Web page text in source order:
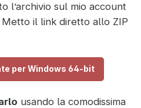
l’archivio sul mio account
il link diretto allo ZIP
per Windows 64-bit
usando la comodissima